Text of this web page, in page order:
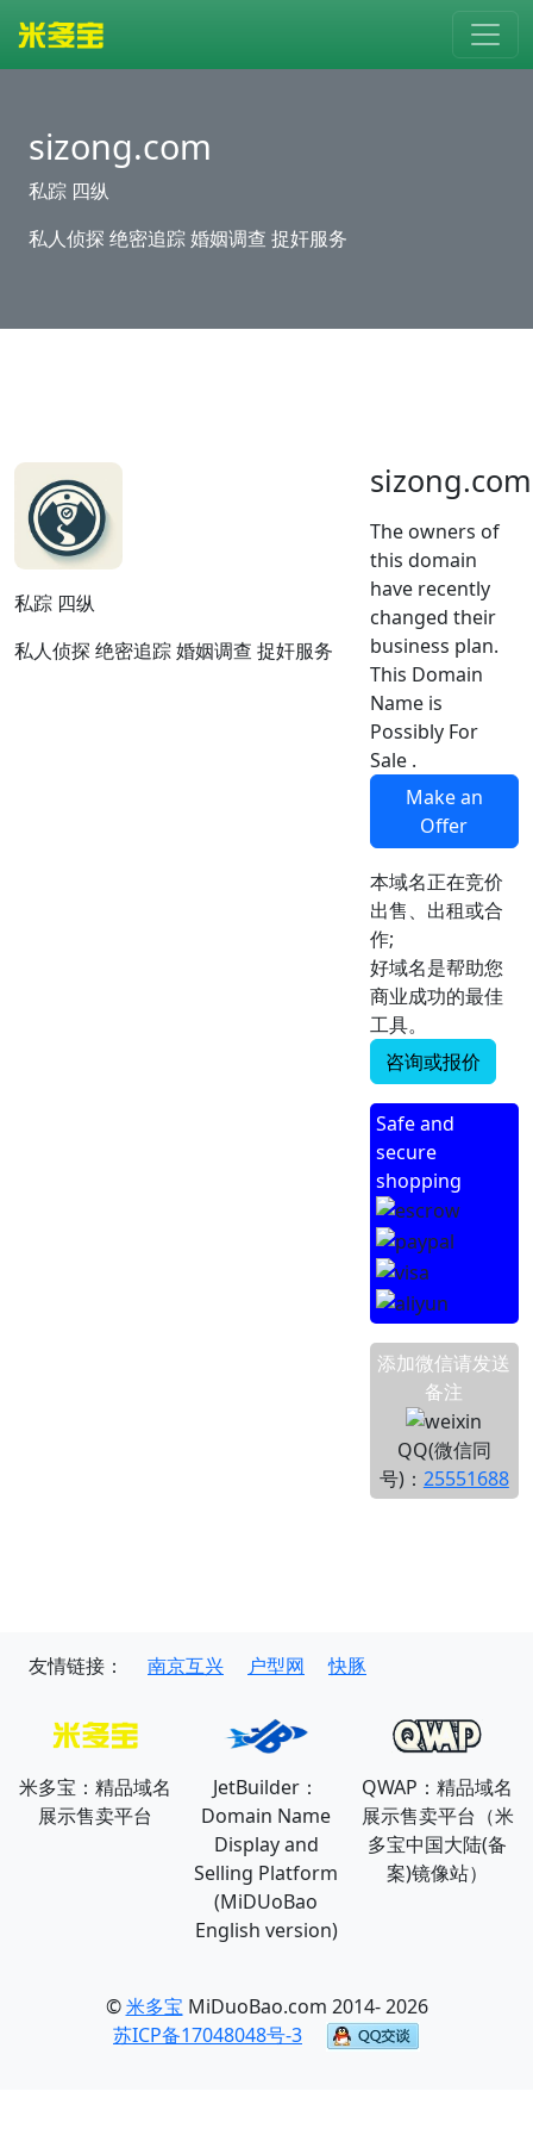
sizong.com
私踪 四纵
私人侦探 绝密追踪 婚姻调查 捉奸服务
私踪 四纵
私人侦探 绝密追踪 婚姻调查 捉奸服务
sizong.com
The owners of
this domain
have recently
changed their
business plan.
This Domain
Name is
Possibly For
Sale .
Make an
Offer
本域名正在竞价
出售、出租或合
作;
好域名是帮助您
商业成功的最佳
工具。
咨询或报价
Safe and
secure
shopping
添加微信请发送
备注
QQ(微信同
号)： 25551688
友情链接： 南京互兴 户型网 快豚
米多宝：精品域名
展示售卖平台
JetBuilder：
Domain Name
Display and
Selling Platform
(MiDUoBao
English version)
QWAP：精品域名
展示售卖平台（米
多宝中国大陆(备
案)镜像站）
©米多宝 MiDuoBao.com 2014- 2026
苏ICP备17048048号-3